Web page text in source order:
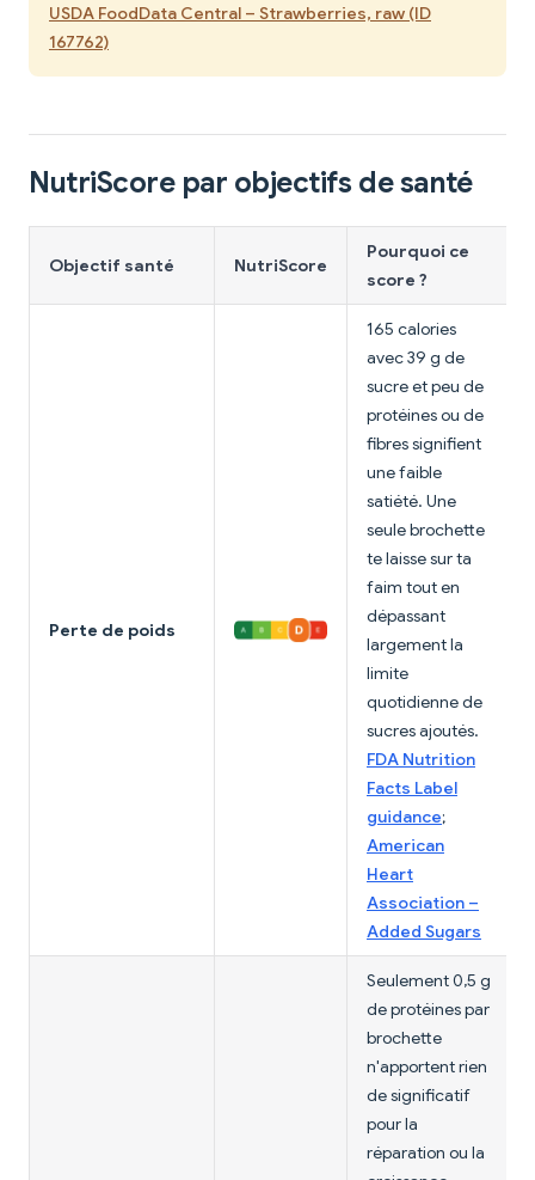
USDA FoodData Central – Strawberries, raw (ID
167762)
NutriScore par objectifs de santé
Objectif santé NutriScore
Pourquoi ce
score ?
Perte de poids
165 calories
avec 39 g de
sucre et peu de
protéines ou de
fibres signifient
une faible
satiété. Une
seule brochette
te laisse sur ta
faim tout en
dépassant
largement la
limite
quotidienne de
sucres ajoutés.
FDA Nutrition
Facts Label
guidance;
American
Heart
Association –
Added Sugars
Seulement 0,5 g
de protéines par
brochette
n'apportent rien
de significatif
pour la
réparation ou la